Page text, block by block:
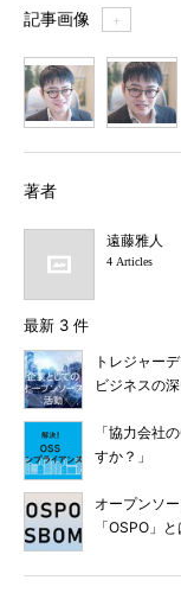
記事画像 ＋
著者
遠藤雅人
4 Articles
最新 3 件
トレジャー
ビジネスの
「協力会社
すか？」
オープンソ
「OSPO」と